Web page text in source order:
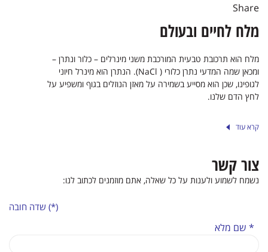
Share
מלח לחיים ובעולם
מלח הוא תרכובת טבעית המורכבת משני מינרלים – כלור ונתרן –
ומכאן שמה המדעי נתרן כלורי ( NaCl). הנתרן הוא מינרל חיוני
לגופינו, שכן הוא מסייע בשמירה על מאזן הנוזלים בגוף ומשפיע על
לחץ הדם שלנו.
קרא עוד
צור קשר
נשמח לשמוע ולענות על כל שאלה, אתם מוזמנים לכתוב לנו:
(*) שדה חובה
* שם מלא